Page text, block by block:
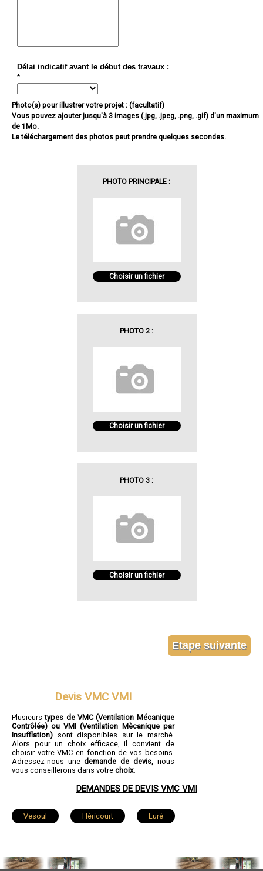
Délai indicatif avant le début des travaux :
*
Photo(s) pour illustrer votre projet : (facultatif)
Vous pouvez ajouter jusqu'à 3 images (.jpg, .jpeg, .png, .gif) d'un maximum
de 1Mo.
Le téléchargement des photos peut prendre quelques secondes.
PHOTO PRINCIPALE :
Choisir un fichier
PHOTO 2 :
Choisir un fichier
PHOTO 3 :
Choisir un fichier
Devis VMC VMI
Plusieurstypes de VMC (Ventilation Mécanique
Contrôlée) ou VMI (Ventilation Mècanique par
Insufflation) sont disponibles sur le marché.
Alors pour un choix efficace, il convient de
choisir votre VMC en fonction de vos besoins.
Adressez-nous unedemande de devis,nous
vous conseillerons dans votre choix.
DEMANDES DE DEVIS VMC VMI
Vesoul Héricourt Luré
Champagney Saint-Loup-sur-Semouse